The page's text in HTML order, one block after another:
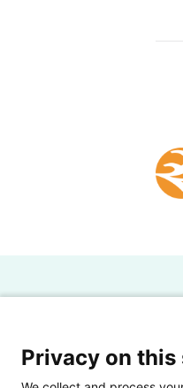
Privacy on this